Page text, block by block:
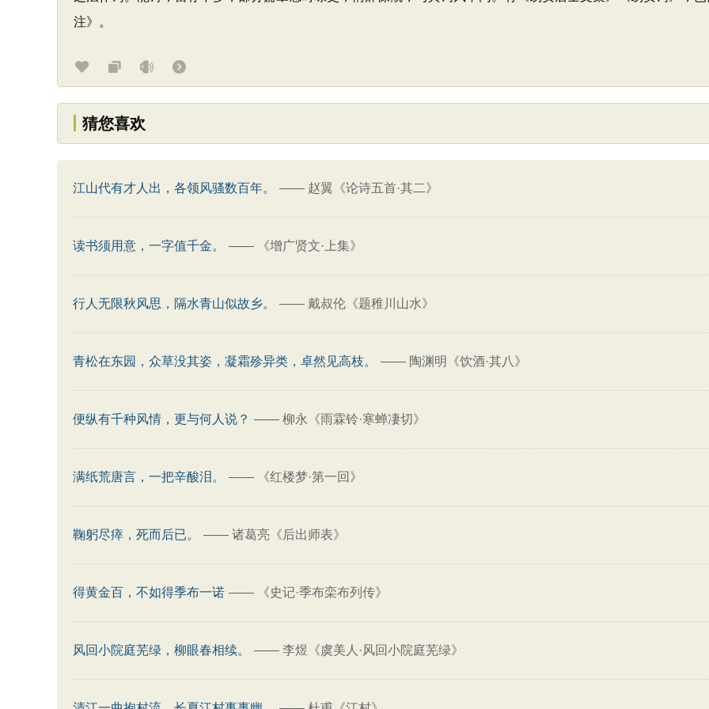
注》。
猜您喜欢
江山代有才人出，各领风骚数百年。 —— 赵翼《论诗五首·其二》
读书须用意，一字值千金。 —— 《增广贤文·上集》
行人无限秋风思，隔水青山似故乡。 —— 戴叔伦《题稚川山水》
青松在东园，众草没其姿，凝霜殄异类，卓然见高枝。 —— 陶渊明《饮酒·其八》
便纵有千种风情，更与何人说？ —— 柳永《雨霖铃·寒蝉凄切》
满纸荒唐言，一把辛酸泪。 —— 《红楼梦·第一回》
鞠躬尽瘁，死而后已。 —— 诸葛亮《后出师表》
得黄金百，不如得季布一诺 —— 《史记·季布栾布列传》
风回小院庭芜绿，柳眼春相续。 —— 李煜《虞美人·风回小院庭芜绿》